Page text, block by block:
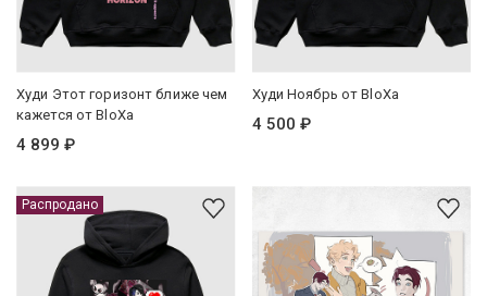
Худи Этот горизонт ближе чем
кажется от BloXa
4 899 ₽
Худи Ноябрь от BloXa
4 500 ₽
Распродано